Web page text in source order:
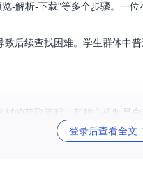
-解析-下载"等多个步骤。一
致后续查找困难。学生群体中
的获取流程。其核心机制是
登录后查看全文